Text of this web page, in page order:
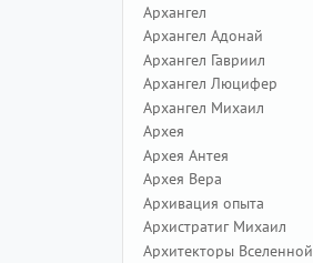
Архангел
Архангел Адонай
Архангел Гавриил
Архангел Люцифер
Архангел Михаил
Архея
Архея Антея
Архея Вера
Архивация опыта
Архистратиг Михаил
Архитекторы Вселенной